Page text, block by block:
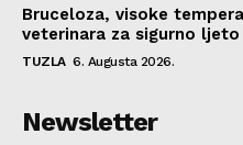
Bruceloza, visoke
veterinara za sigurno ljeto
TUZLA 6. Augusta 2026.
Newsletter